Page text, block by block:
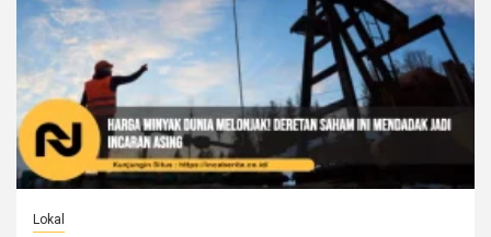
Lokal